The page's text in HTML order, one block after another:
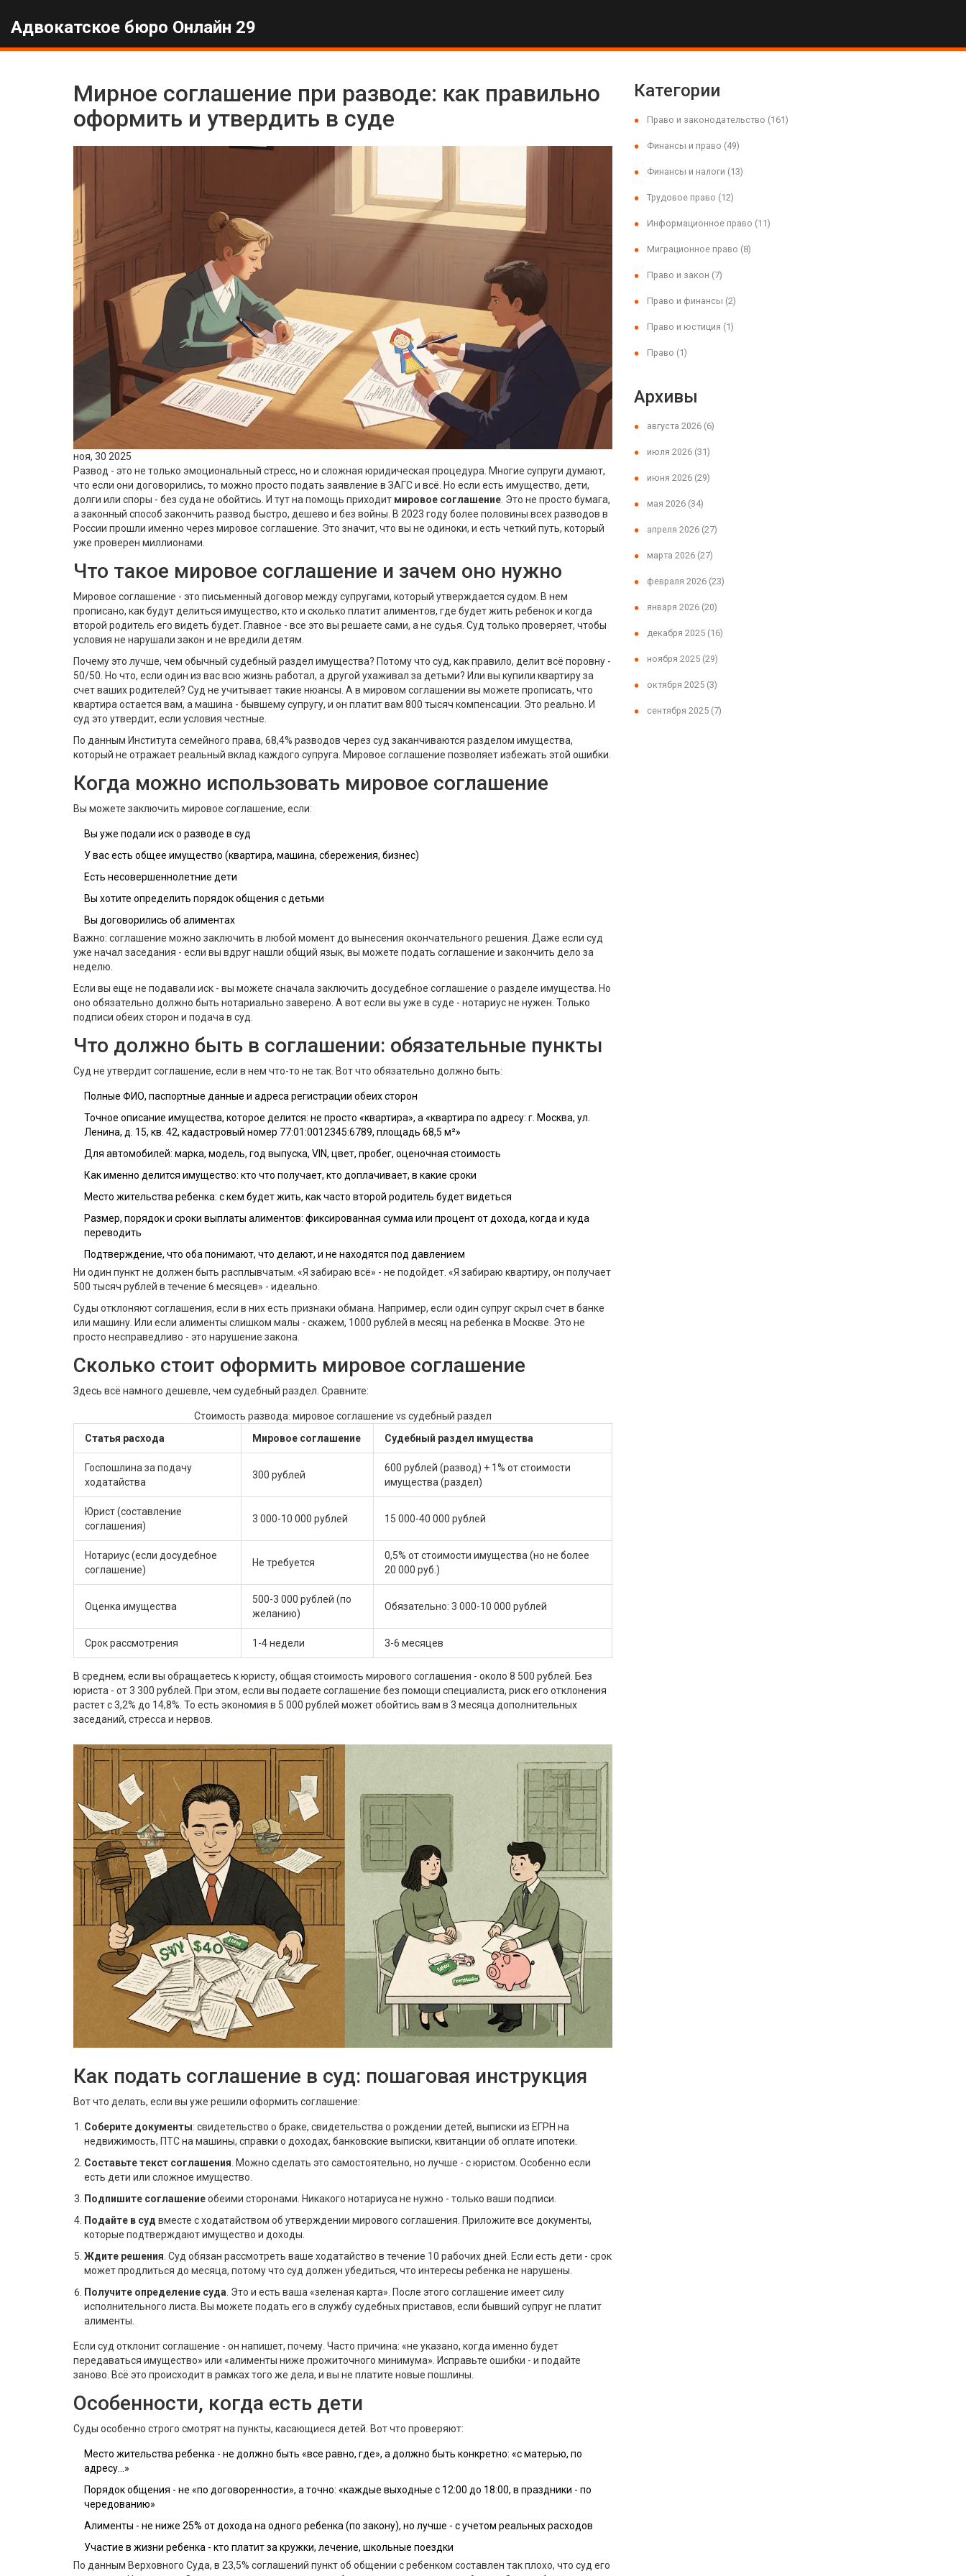
Адвокатское бюро Онлайн 29
Мирное соглашение при разводе: как правильно
оформить и утвердить в суде
ноя, 30 2025
Развод - это не только эмоциональный стресс, но и сложная юридическая процедура. Многие супруги думают,
что если они договорились, то можно просто подать заявление в ЗАГС и всё. Но если есть имущество, дети,
долги или споры - без суда не обойтись. И тут на помощь приходит мировое соглашение . Это не просто бумага,
а законный способ закончить развод быстро, дешево и без войны. В 2023 году более половины всех разводов в
России прошли именно через мировое соглашение. Это значит, что вы не одиноки, и есть четкий путь, который
уже проверен миллионами.
Что такое мировое соглашение и зачем оно нужно
Мировое соглашение - это письменный договор между супругами, который утверждается судом. В нем
прописано, как будут делиться имущество, кто и сколько платит алиментов, где будет жить ребенок и когда
второй родитель его видеть будет. Главное - все это вы решаете сами, а не судья. Суд только проверяет, чтобы
условия не нарушали закон и не вредили детям.
Почему это лучше, чем обычный судебный раздел имущества? Потому что суд, как правило, делит всё поровну -
50/50. Но что, если один из вас всю жизнь работал, а другой ухаживал за детьми? Или вы купили квартиру за
счет ваших родителей? Суд не учитывает такие нюансы. А в мировом соглашении вы можете прописать, что
квартира остается вам, а машина - бывшему супругу, и он платит вам 800 тысяч компенсации. Это реально. И
суд это утвердит, если условия честные.
По данным Института семейного права, 68,4% разводов через суд заканчиваются разделом имущества,
который не отражает реальный вклад каждого супруга. Мировое соглашение позволяет избежать этой ошибки.
Когда можно использовать мировое соглашение
Вы можете заключить мировое соглашение, если:
Вы уже подали иск о разводе в суд
У вас есть общее имущество (квартира, машина, сбережения, бизнес)
Есть несовершеннолетние дети
Вы хотите определить порядок общения с детьми
Вы договорились об алиментах
Важно: соглашение можно заключить в любой момент до вынесения окончательного решения. Даже если суд
уже начал заседания - если вы вдруг нашли общий язык, вы можете подать соглашение и закончить дело за
неделю.
Если вы еще не подавали иск - вы можете сначала заключить досудебное соглашение о разделе имущества. Но
оно обязательно должно быть нотариально заверено. А вот если вы уже в суде - нотариус не нужен. Только
подписи обеих сторон и подача в суд.
Что должно быть в соглашении: обязательные пункты
Суд не утвердит соглашение, если в нем что-то не так. Вот что обязательно должно быть:
Полные ФИО, паспортные данные и адреса регистрации обеих сторон
Точное описание имущества, которое делится: не просто «квартира», а «квартира по адресу: г. Москва, ул.
Ленина, д. 15, кв. 42, кадастровый номер 77:01:0012345:6789, площадь 68,5 м²»
Для автомобилей: марка, модель, год выпуска, VIN, цвет, пробег, оценочная стоимость
Как именно делится имущество: кто что получает, кто доплачивает, в какие сроки
Место жительства ребенка: с кем будет жить, как часто второй родитель будет видеться
Размер, порядок и сроки выплаты алиментов: фиксированная сумма или процент от дохода, когда и куда
переводить
Подтверждение, что оба понимают, что делают, и не находятся под давлением
Ни один пункт не должен быть расплывчатым. «Я забираю всё» - не подойдет. «Я забираю квартиру, он получает
500 тысяч рублей в течение 6 месяцев» - идеально.
Суды отклоняют соглашения, если в них есть признаки обмана. Например, если один супруг скрыл счет в банке
или машину. Или если алименты слишком малы - скажем, 1000 рублей в месяц на ребенка в Москве. Это не
просто несправедливо - это нарушение закона.
Сколько стоит оформить мировое соглашение
Здесь всё намного дешевле, чем судебный раздел. Сравните:
Стоимость развода: мировое соглашение vs судебный раздел
Статья расхода
Мировое соглашение Судебный раздел имущества
Госпошлина за подачу
ходатайства
300 рублей
600 рублей (развод) + 1% от стоимости
имущества (раздел)
Юрист (составление
соглашения)
3 000-10 000 рублей 15 000-40 000 рублей
Нотариус (если досудебное
соглашение)
Не требуется
0,5% от стоимости имущества (но не более
20 000 руб.)
Оценка имущества
500-3 000 рублей (по
желанию)
Обязательно: 3 000-10 000 рублей
Срок рассмотрения 1-4 недели 3-6 месяцев
В среднем, если вы обращаетесь к юристу, общая стоимость мирового соглашения - около 8 500 рублей. Без
юриста - от 3 300 рублей. При этом, если вы подаете соглашение без помощи специалиста, риск его отклонения
растет с 3,2% до 14,8%. То есть экономия в 5 000 рублей может обойтись вам в 3 месяца дополнительных
заседаний, стресса и нервов.
Как подать соглашение в суд: пошаговая инструкция
Вот что делать, если вы уже решили оформить соглашение:
Соберите документы: свидетельство о браке, свидетельства о рождении детей, выписки из ЕГРН на
недвижимость, ПТС на машины, справки о доходах, банковские выписки, квитанции об оплате ипотеки.
Составьте текст соглашения . Можно сделать это самостоятельно, но лучше - с юристом. Особенно если
есть дети или сложное имущество.
Подпишите соглашениеобеими сторонами. Никакого нотариуса не нужно - только ваши подписи.
Подайте в суд вместе с ходатайством об утверждении мирового соглашения. Приложите все документы,
которые подтверждают имущество и доходы.
Ждите решения . Суд обязан рассмотреть ваше ходатайство в течение 10 рабочих дней. Если есть дети - срок
может продлиться до месяца, потому что суд должен убедиться, что интересы ребенка не нарушены.
Получите определение суда . Это и есть ваша «зеленая карта». После этого соглашение имеет силу
исполнительного листа. Вы можете подать его в службу судебных приставов, если бывший супруг не платит
алименты.
Если суд отклонит соглашение - он напишет, почему. Часто причина: «не указано, когда именно будет
передаваться имущество» или «алименты ниже прожиточного минимума». Исправьте ошибки - и подайте
заново. Всё это происходит в рамках того же дела, и вы не платите новые пошлины.
Особенности, когда есть дети
Суды особенно строго смотрят на пункты, касающиеся детей. Вот что проверяют:
Место жительства ребенка - не должно быть «все равно, где», а должно быть конкретно: «с матерью, по
адресу…»
Порядок общения - не «по договоренности», а точно: «каждые выходные с 12:00 до 18:00, в праздники - по
чередованию»
Алименты - не ниже 25% от дохода на одного ребенка (по закону), но лучше - с учетом реальных расходов
Участие в жизни ребенка - кто платит за кружки, лечение, школьные поездки
По данным Верховного Суда, в 23,5% соглашений пункт об общении с ребенком составлен так плохо, что суд его
Категории
Право и законодательство (161)
Финансы и право (49)
Финансы и налоги (13)
Трудовое право (12)
Информационное право (11)
Миграционное право (8)
Право и закон (7)
Право и финансы (2)
Право и юстиция (1)
Право (1)
Архивы
августа 2026 (6)
июля 2026 (31)
июня 2026 (29)
мая 2026 (34)
апреля 2026 (27)
марта 2026 (27)
февраля 2026 (23)
января 2026 (20)
декабря 2025 (16)
ноября 2025 (29)
октября 2025 (3)
сентября 2025 (7)